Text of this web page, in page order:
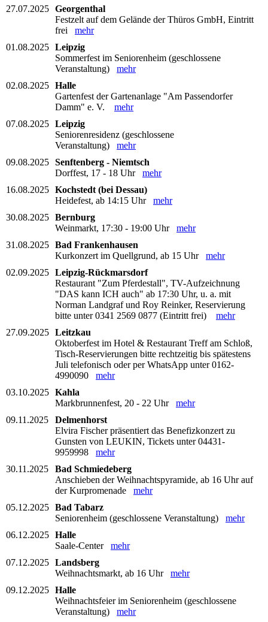
27.07.2025 Georgenthal
Festzelt auf dem Gelände der Thüros GmbH, Eintritt
frei mehr
01.08.2025 Leipzig
Sommerfest im Seniorenheim (geschlossene
Veranstaltung) mehr
02.08.2025 Halle
Gartenfest der Gartenanlage "Am Passendorfer
Damm" e. V. mehr
07.08.2025 Leipzig
Seniorenresidenz (geschlossene
Veranstaltung) mehr
09.08.2025 Senftenberg - Niemtsch
Dorffest, 17 - 18 Uhr mehr
16.08.2025 Kochstedt (bei Dessau)
Heidefest, ab 14:15 Uhr mehr
30.08.2025 Bernburg
Weinmarkt, 17:30 - 19:00 Uhr mehr
31.08.2025 Bad Frankenhausen
Kurkonzert im Quellgrund, ab 15 Uhr mehr
02.09.2025 Leipzig-Rückmarsdorf
Restaurant "Zum Pferdestall", TV-Aufzeichnung
"DAS kann ICH auch" ab 17:30 Uhr, u. a. mit
Norman Landgraf und Roy Reinker, Reservierung
bitte unter 0341 2569 0877 (Eintritt frei) mehr
27.09.2025 Leitzkau
Oktoberfest im Hotel & Restaurant Treff am Schloß,
Tisch-Reservierungen bitte rechtzeitig bis spätestens
Juli telefonisch oder per WhatsApp unter 0162-
4990090 mehr
03.10.2025 Kahla
Markbrunnenfest, 20 - 22 Uhr mehr
09.11.2025
Delmenhorst
Elvira Fischer präsentiert das Benefizkonzert zu
Gunsten von LEUKIN, Tickets unter 04431-
9959998 mehr
30.11.2025
Bad Schmiedeberg
Anschieben der Weihnachtspyramide, ab 16 Uhr auf
der Kurpromenade mehr
05.12.2025 Bad Tabarz
Seniorenheim (geschlossene Veranstaltung) mehr
06.12.2025 Halle
Saale-Center mehr
07.12.2025 Landsberg
Weihnachtsmarkt, ab 16 Uhr mehr
09.12.2025 Halle
Weihnachtsfeier im Seniorenheim (geschlossene
Veranstaltung) mehr